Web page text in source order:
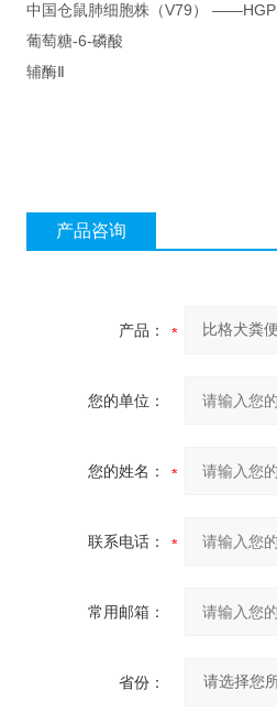
中国仓鼠肺细胞株（V79）
葡萄糖-6-磷酸
辅酶Ⅱ
产品咨询
产品：
您的单位：
您的姓名：
联系电话：
常用邮箱：
省份：